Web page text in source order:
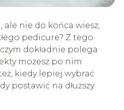
ale nie do końca wiesz,
pedicure? Z tego
dokładnie polega
możesz po nim
kiedy lepiej wybrać
postawić na dłuższy